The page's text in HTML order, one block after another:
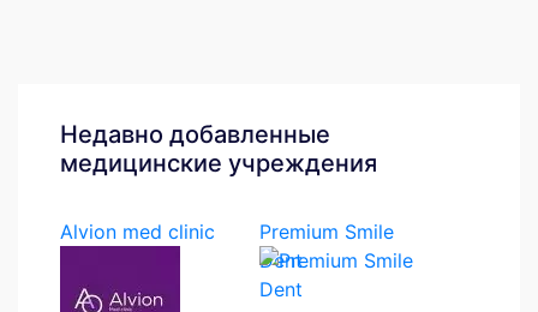
Недавно добавленные
медицинские учреждения
Alvion med clinic
Premium Smile
Dent